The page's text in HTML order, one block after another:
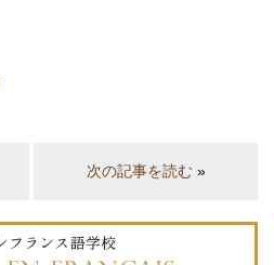
次の記事を読む»